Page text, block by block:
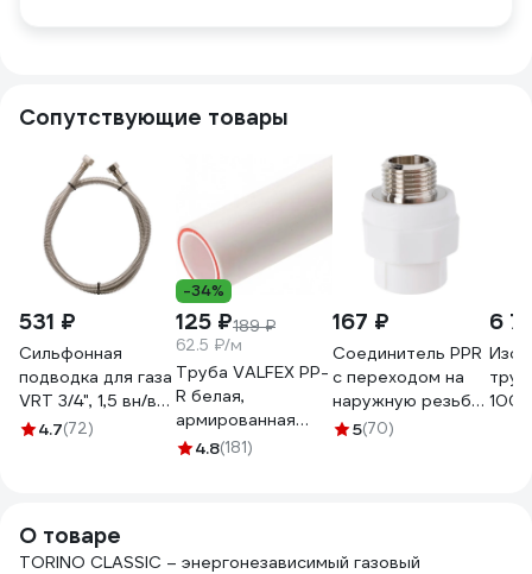
Сопутствующие товары
531 ₽
Сильфонная
подводка для газа
VRT 3/4", 1,5 вн/вн
201500 522264
4.7(72)
-34%
125 ₽189 ₽
62.5 ₽/м
Труба VALFEX PP-
R белая,
армированная
стекловолокном,
4.8(181)
167 ₽
Соединитель PPR
с переходом на
наружную резьбу
20х1/2 Valtec
5(70)
6
О товаре
TORINO CLASSIC – энергонезависимый газовый